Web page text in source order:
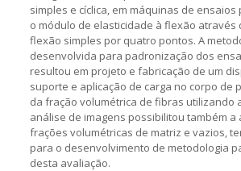
simples e cíclica, em máquinas de ensaios
o módulo de elasticidade à flexão através
flexão simples por quatro pontos. A
desenvolvida para padronização dos
resultou em projeto e fabricação de um
suporte e aplicação de carga no corpo de
da fração volumétrica de fibras utilizando
análise de imagens possibilitou também a
frações volumétricas de matriz e vazios,
para o desenvolvimento de metodologia
desta avaliação.